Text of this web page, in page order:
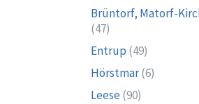
Brüntorf, Matorf-
(47)
Entrup (49)
Hörstmar(6)
Leese (90)